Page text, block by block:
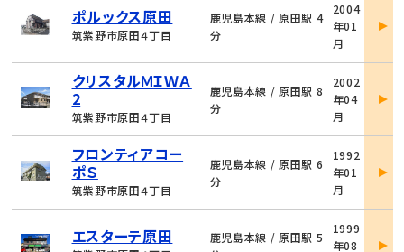
ポルックス原田
筑紫野市原田４丁目
鹿児島本線 / 原田駅 4
分
2004
年01
月
詳
クリスタルＭＩＷＡ
2
筑紫野市原田４丁目
鹿児島本線 / 原田駅 8
分
2002
年04
月
詳
フロンティアコー
ポＳ
筑紫野市原田４丁目
鹿児島本線 / 原田駅 6
分
1992
年01
月
詳
エスターテ原田
鹿児島本線 / 原田駅 5
1999
年08